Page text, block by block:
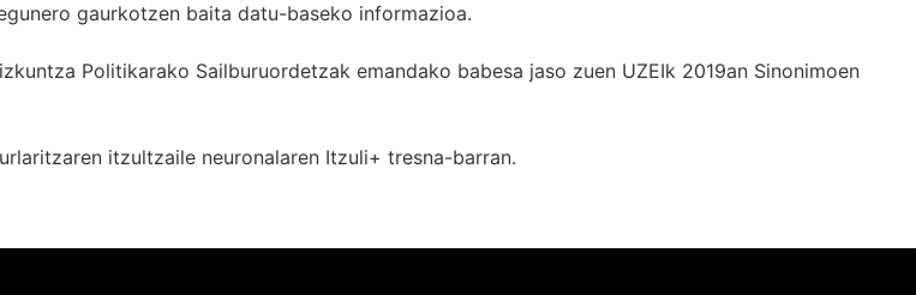
gaurkotzen baita datu-baseko informazioa.
Politikarako Sailburuordetzak emandako babesa jaso zuen UZEIk 2019an Sinonimoen
itzultzaile neuronalaren Itzuli+ tresna-barran.